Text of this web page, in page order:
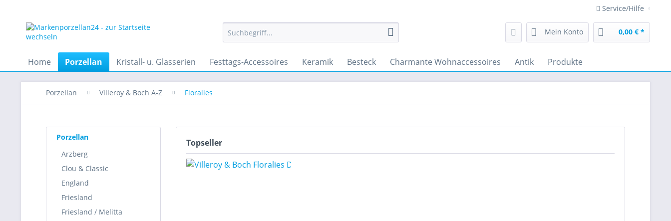
Service/Hilfe
Mein Konto 0,00 € *
Home Porzellan Kristall- u. Glasserien Festtags-Accessoires Keramik Besteck Charmante Wohnaccessoires Antik Produkte
Porzellan Villeroy & Boch A-Z Floralies
Porzellan
Arzberg
Clou & Classic
England
Friesland
Friesland / Melitta
Topseller